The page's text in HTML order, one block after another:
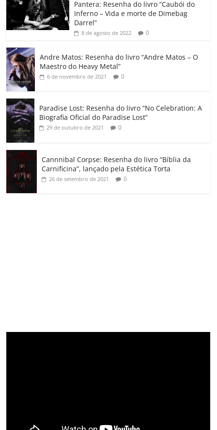
o
k
p a
ss
ro
o
k h
ar
Pantera: Resenha do livro “Caubói do
Inferno – Vida e morte de Dimebag
Darrel”
8 de agosto de 2022 0
Andre Matos: Resenha do livro “Andre Matos – O
Maestro do Heavy Metal”
6 de novembro de 2021 0
Paradise Lost: Resenha do livro “No Celebration: A
Biografia Oficial do Paradise Lost”
29 de outubro de 2021 0
Cannnibal Corpse: Resenha do livro “Bíblia da
Carnificina”, lançado pela Estética Torta
26 de setembro de 2021 0